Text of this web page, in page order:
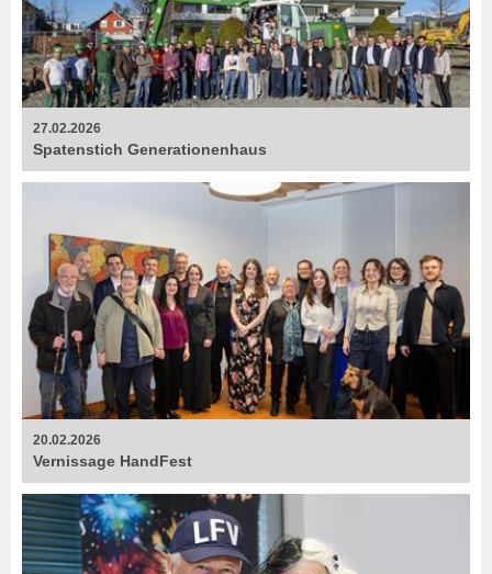
27.02.2026
Spatenstich Generationenhaus
20.02.2026
Vernissage HandFest